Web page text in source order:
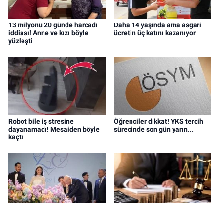
13 milyonu 20 günde harcadı
iddiası! Anne ve kızı böyle
yüzleşti
Daha 14 yaşında ama asgari
ücretin üç katını kazanıyor
Robot bile iş stresine
dayanamadı! Mesaiden böyle
kaçtı
Öğrenciler dikkat! YKS tercih
sürecinde son gün yarın...